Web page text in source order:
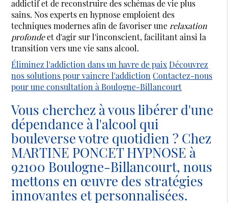
addictif et de reconstruire des schémas de vie plus
sains. Nos experts en hypnose emploient des
techniques modernes afin de favoriser une relaxation
profondeet d'agir sur l'inconscient, facilitant ainsi la
transition vers une vie sans alcool.
Éliminez l'addiction dans un havre de paix Découvrez
nos solutions pour vaincre l'addiction Contactez-nous
pour une consultation à Boulogne-Billancourt
Vous cherchez à vous libérer d'une
dépendance à l'alcool qui
bouleverse votre quotidien ? Chez
MARTINE PONCET HYPNOSE à
92100 Boulogne-Billancourt, nous
mettons en œuvre des stratégies
innovantes et personnalisées.